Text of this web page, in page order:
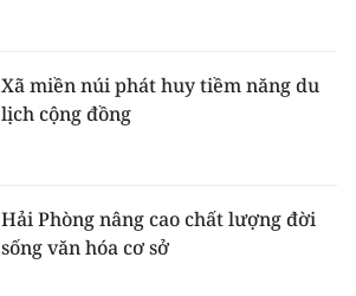
Xã miền núi phát huy tiềm năng du
lịch cộng đồng
Hải Phòng nâng cao chất lượng đời
sống văn hóa cơ sở